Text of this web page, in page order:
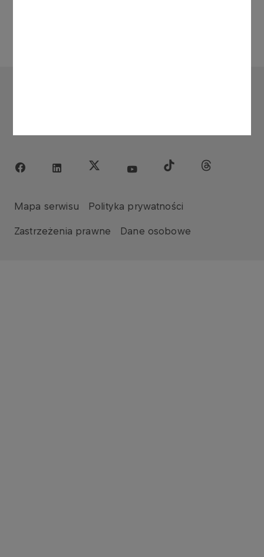
Mapa serwisu Polityka prywatności
Zastrzeżenia prawne Dane osobowe